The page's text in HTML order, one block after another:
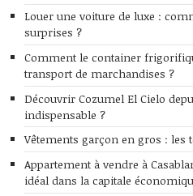
Louer une voiture de luxe :
surprises ?
Comment le container
transport de marchandises ?
Découvrir Cozumel El Cielo
indispensable ?
Vêtements garçon en gros : les
Appartement à vendre à
idéal dans la capitale